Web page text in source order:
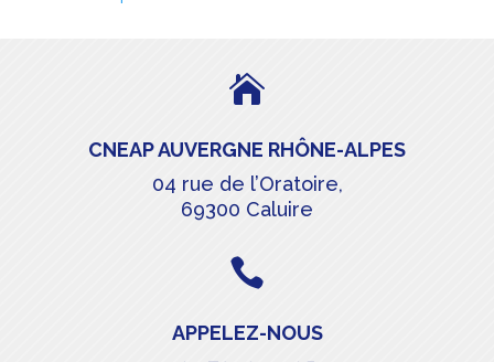

CNEAP AUVERGNE RHÔNE-ALPES
04 rue de l’Oratoire,
69300 Caluire

APPELEZ-NOUS